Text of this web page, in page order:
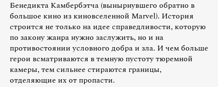
Бенедикта Камбербэтча (вынырнувшего обратно в
большое кино из киновселенной Marvel). История
строится не только на идее справедливости, которую
по закону жанра нужно заслужить, но и на
противостоянии условного добра и зла. И чем больше
герои всматриваются в темную пустоту тюремной
камеры, тем сильнее стираются границы,
отделяющие их от пропасти.